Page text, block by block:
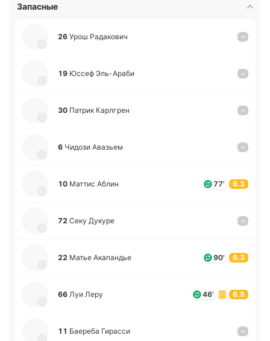
Запасные
26 Урош Ра­да­ко­вич –
19 Юссеф Эль-А­ра­би –
30 Патрик Ка­рлгрен –
6 Чидози Ава­зьем –
10 Маттис Аблин 77' 6.3
72 Секу Дукуре –
22 Матье Ака­па­ндье 90' 6.3
66 Луи Леру 46' 6.5
11 Бае­ре­ба Ги­ра­сси –